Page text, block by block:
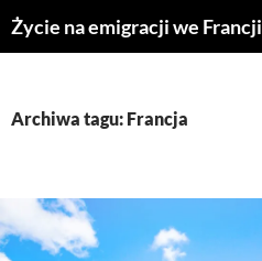
Przejdź
doŻycie na emigracji we Francji
Archiwa tagu: Francja